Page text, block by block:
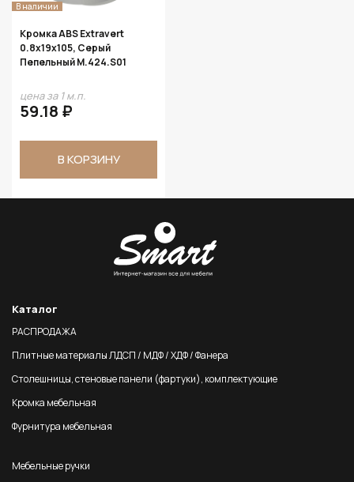
В наличии
Кромка ABS Extravert
0.8х19х105, Серый
Пепельный M.424.S01
цена за 1 м.п.
59.18 ₽
В КОРЗИНУ
Каталог
РАСПРОДАЖА
Плитные материалы ЛДСП / МДФ / ХДФ / Фанера
Столешницы, стеновые панели (фартуки), комплектующие
Кромка мебельная
Фурнитура мебельная
Мебельные ручки